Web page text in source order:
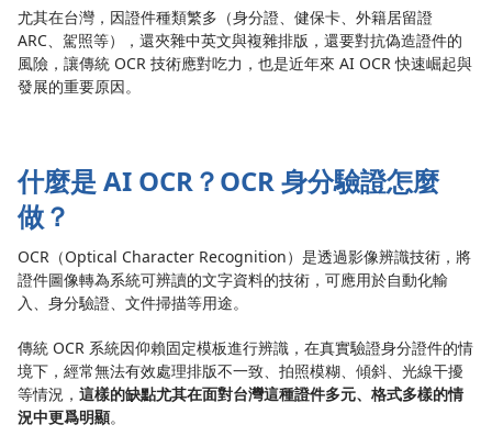
尤其在台灣，因證件種類繁多（身分證、健保卡、外籍居留證
ARC、駕照等），還夾雜中英文與複雜排版，還要對抗偽造證件的
風險，讓傳統 OCR 技術應對吃力，也是近年來 AI OCR 快速崛起與
發展的重要原因。
什麼是 AI OCR？OCR 身分驗證怎麼
做？
OCR（Optical Character Recognition）是透過影像辨識技術，將
證件圖像轉為系統可辨讀的文字資料的技術，可應用於自動化輸
入、身分驗證、文件掃描等用途。
傳統 OCR 系統因仰賴固定模板進行辨識，在真實驗證身分證件的情
境下，經常無法有效處理排版不一致、拍照模糊、傾斜、光線干擾
等情況，這樣的缺點尤其在面對台灣這種證件多元、格式多樣的情
況中更爲明顯。